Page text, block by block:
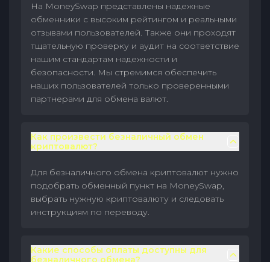
На MoneySwap представлены надежные
обменники с высоким рейтингом и реальными
отзывами пользователей. Также они проходят
тщательную проверку и аудит на соответствие
нашим стандартам надежности и
безопасности. Мы стремимся обеспечить
наших пользователей только проверенными
партнерами для обмена валют.
Как произвести безналичный обмен
криптовалют?
Для безналичного обмена криптовалют нужно
подобрать обменный пункт на MoneySwap,
выбрать нужную криптовалюту и следовать
инструкциям по переводу.
Какие способы оплаты доступны для
безналичного обмена?